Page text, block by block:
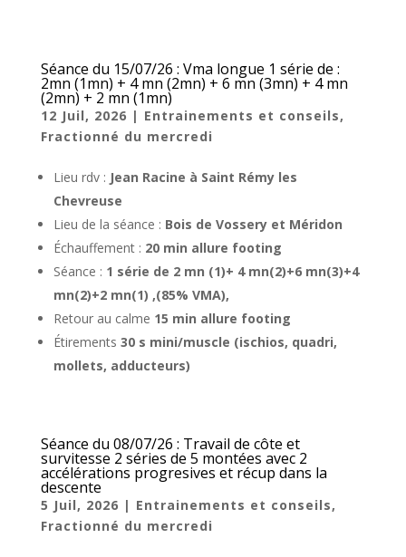
Séance du 15/07/26 : Vma longue 1 série de :
2mn (1mn) + 4 mn (2mn) + 6 mn (3mn) + 4 mn
(2mn) + 2 mn (1mn)
12 Juil, 2026 | Entrainements et conseils,
Fractionné du mercredi
Lieu rdv : Jean Racine à Saint Rémy les
Chevreuse
Lieu de la séance : Bois de Vossery et Méridon
Échauffement : 20 min allure footing
Séance : 1 série de 2 mn (1)+ 4 mn(2)+6 mn(3)+4
mn(2)+2 mn(1) ,(85% VMA),
Retour au calme 15 min allure footing
Étirements 30 s mini/muscle (ischios, quadri,
mollets, adducteurs)
Séance du 08/07/26 : Travail de côte et
survitesse 2 séries de 5 montées avec 2
accélérations progresives et récup dans la
descente
5 Juil, 2026 | Entrainements et conseils,
Fractionné du mercredi